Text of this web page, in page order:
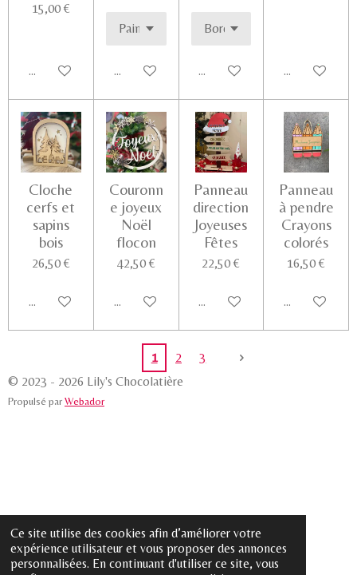
Ce site utilise des cookies afin d’améliorer votre
expérience utilisateur et vous proposer des annonces
personnalisées. En continuant d'utiliser ce site, vous
15,00 €
Ajouter au panierVoir les détails Voir les détails Voir les
Cloche
cerfs et
sapins
bois
26,50 €
Ajouter au panier
Couronn
e joyeux
Noël
flocon
42,50 €
Ajouter au panier
Panneau
direction
Joyeuses
Fêtes
22,50 €
Ajouter au panier
Panneau
à pendre
Crayons
colorés
16,50 €
Voir les
1 2
3
© 2023 - 2026 Lily's Chocolatière
Propulsé par Webador